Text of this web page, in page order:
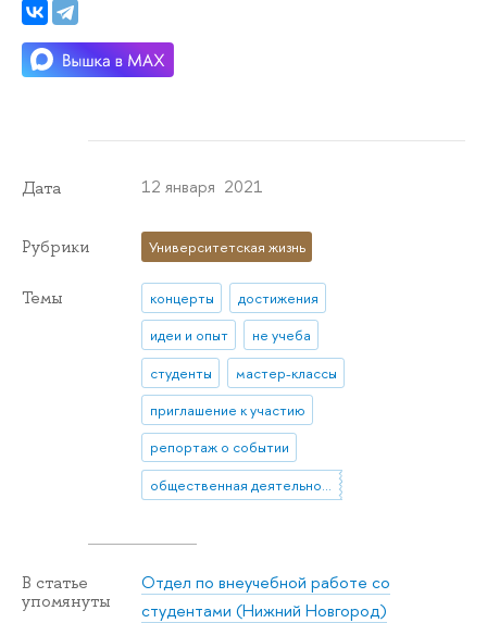
Дата 12 января 2021
Рубрики Университетская жизнь
Темы концерты
достижения
идеи и опыт
не учеба
студенты
мастер-классы
приглашение к участию
репортаж о событии
общественная деятельность
В статье
упомянуты
Отдел по внеучебной работе со
студентами (Нижний Новгород)